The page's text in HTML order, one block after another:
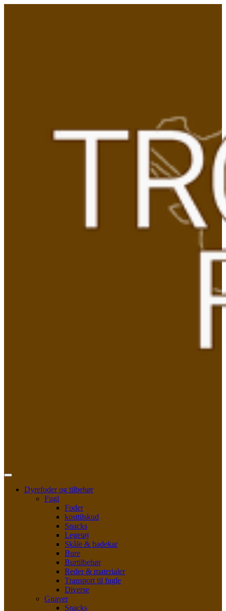
Dyrefoder og tilbehør
Fugl
Foder
kosttilskud
Snacks
Legetøj
Skåle & badekar
Bure
Burtilbehør
Reder & materialer
Transport til fugle
Diverse
Gnaver
Snacks